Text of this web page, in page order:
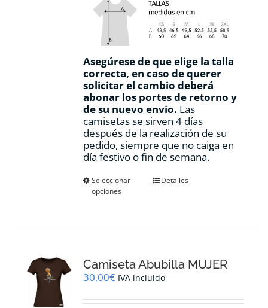
Asegúrese de que elige la talla
correcta, en caso de querer
solicitar el cambio deberá
abonar los portes de retorno y
de su nuevo envio. Las
camisetas se sirven 4 días
después de la realización de su
pedido, siempre que no caiga en
día festivo o fin de semana.
Seleccionar
opciones
Este
se
pueden
en
Detalles
Camiseta Abubilla MUJER
30,00€ IVA incluido